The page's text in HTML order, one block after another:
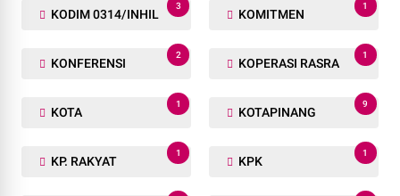
KODIM 0314/INHIL
3
KOMITMEN
1
KONFERENSI
2
KOPERASI RASRA
1
KOTA
1
KOTAPINANG
9
KP. RAKYAT
1
KPK
1